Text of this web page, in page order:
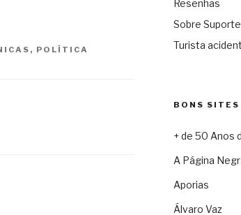
, POLÍTICA
Resenhas
Sobre
Turista
BONS SITES
+ de 50 Anos
A Página
Aporias
Álvaro Vaz